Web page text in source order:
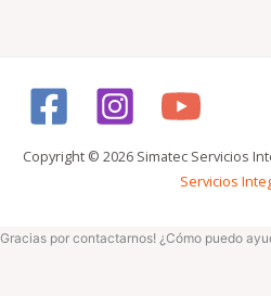
Copyright © 2026 Simatec Servicios
Servicios
Gracias por contactarnos! ¿Cómo puedo